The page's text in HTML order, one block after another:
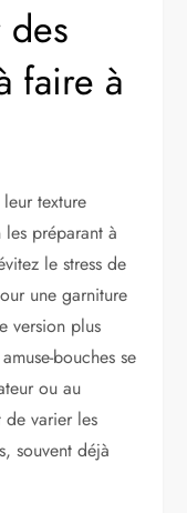
faire à
texture
préparant à
le stress de
une garniture
version plus
bouches se
ou au
varier les
souvent déjà